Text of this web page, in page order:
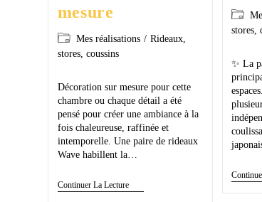
mesure
Mes réalisations / Rideaux,
stores, coussins
Décoration sur mesure pour cette
chambre ou chaque détail a été
pensé pour créer une ambiance à la
fois chaleureuse, raffinée et
intemporelle. Une paire de rideaux
Wave habillent la…
Continuer La Lecture
stores,
✨ La